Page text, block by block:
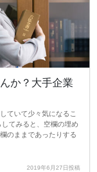
か？大手企業
ていて少々気になるこ
てみると、空欄の埋め
のままであったりする
2019年6月27日投稿